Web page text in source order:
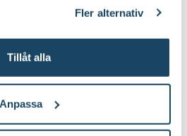
Fler alternativ
Tillåt alla
Anpassa